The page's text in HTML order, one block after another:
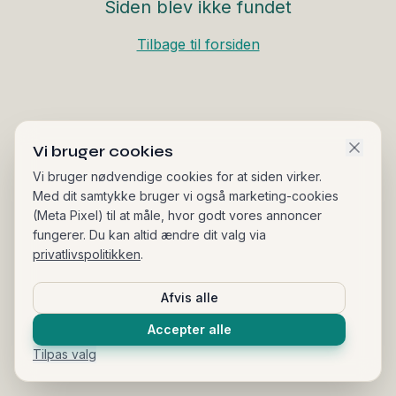
Vi bruger cookies
Vi bruger nødvendige cookies for at siden virker.
Med dit samtykke bruger vi også marketing-cookies
(Meta Pixel) til at måle, hvor godt vores annoncer
fungerer. Du kan altid ændre dit valg via
privatlivspolitikken.
Tilpas valg
Afvis alle
Accepter alle
Siden blev ikke fundet
Tilbage til forsiden